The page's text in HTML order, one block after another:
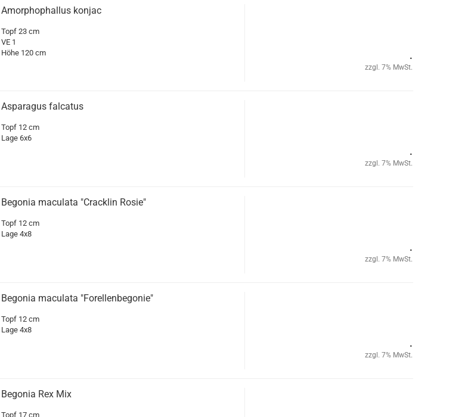
Amorphophallus konjac
Topf 23 cm
VE 1
Höhe 120 cm
.
zzgl. 7% MwSt.
Asparagus falcatus
Topf 12 cm
Lage 6x6
.
zzgl. 7% MwSt.
Begonia maculata "Cracklin Rosie"
Topf 12 cm
Lage 4x8
.
zzgl. 7% MwSt.
Begonia maculata "Forellenbegonie"
Topf 12 cm
Lage 4x8
.
zzgl. 7% MwSt.
Begonia Rex Mix
Topf 17 cm